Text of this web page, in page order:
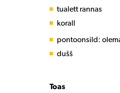
tualett rannas
korall
pontoonsild:
dušš
Toas